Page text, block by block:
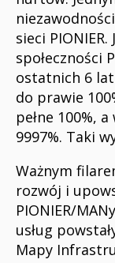
sieci
społeczności
ostatnich 6
do prawie
pełne 100%,
9997%. Taki
Ważnym
rozwój i
PIONIER/
usług
Mapy